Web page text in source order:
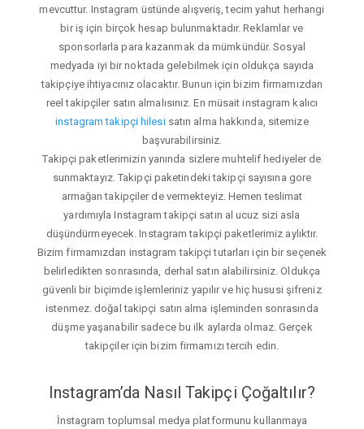
mevcuttur. Instagram üstünde alışveriş, tecim yahut herhangi
bir iş için birçok hesap bulunmaktadır. Reklamlar ve
sponsorlarla para kazanmak da mümkündür. Sosyal
medyada iyi bir noktada gelebilmek için oldukça sayıda
takipçiye ihtiyacınız olacaktır. Bunun için bizim firmamızdan
reel takipçiler satın almalısınız. En müsait instagram kalıcı
instagram takipçi hilesisatın alma hakkında, sitemize
başvurabilirsiniz.
Takipçi paketlerimizin yanında sizlere muhtelif hediyeler de
sunmaktayız. Takipçi paketindeki takipçi sayısına gore
armağan takipçiler de vermekteyiz. Hemen teslimat
yardımıyla Instagram takipçi satın al ucuz sizi asla
düşündürmeyecek. Instagram takipçi paketlerimiz aylıktır.
Bizim firmamızdan instagram takipçi tutarları için bir seçenek
belirledikten sonrasında, derhal satın alabilirsiniz. Oldukça
güvenli bir biçimde işlemleriniz yapılır ve hiç hususi şifreniz
istenmez. doğal takipçi satın alma işleminden sonrasında
düşme yaşanabilir sadece bu ilk aylarda olmaz. Gerçek
takipçiler için bizim firmamızı tercih edin.
Instagram’da Nasıl Takipçi Çoğaltılır?
İnstagram toplumsal medya platformunu kullanmaya